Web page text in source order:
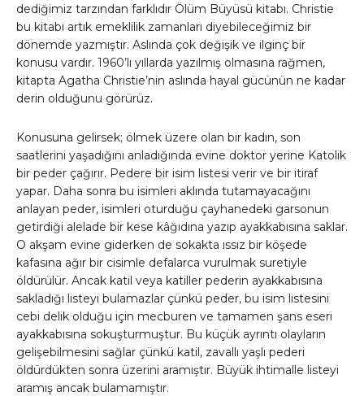
dediğimiz tarzından farklıdır Ölüm Büyüsü kitabı. Christie
bu kitabı artık emeklilik zamanları diyebileceğimiz bir
dönemde yazmıştır. Aslında çok değişik ve ilginç bir
konusu vardır. 1960’lı yıllarda yazılmış olmasına rağmen,
kitapta Agatha Christie’nin aslında hayal gücünün ne kadar
derin olduğunu görürüz.
Konusuna gelirsek; ölmek üzere olan bir kadın, son
saatlerini yaşadığını anladığında evine doktor yerine Katolik
bir peder çağırır. Pedere bir isim listesi verir ve bir itiraf
yapar. Daha sonra bu isimleri aklında tutamayacağını
anlayan peder, isimleri oturduğu çayhanedeki garsonun
getirdiği alelade bir kese kâğıdına yazıp ayakkabısına saklar.
O akşam evine giderken de sokakta ıssız bir köşede
kafasına ağır bir cisimle defalarca vurulmak suretiyle
öldürülür. Ancak katil veya katiller pederin ayakkabısına
sakladığı listeyi bulamazlar çünkü peder, bu isim listesini
cebi delik olduğu için mecburen ve tamamen şans eseri
ayakkabısına sokuşturmuştur. Bu küçük ayrıntı olayların
gelişebilmesini sağlar çünkü katil, zavallı yaşlı pederi
öldürdükten sonra üzerini aramıştır. Büyük ihtimalle listeyi
aramış ancak bulamamıştır.